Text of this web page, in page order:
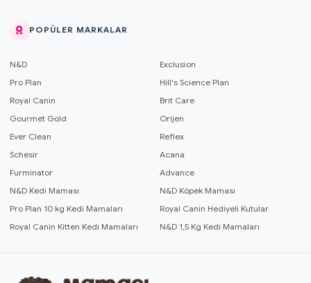
POPÜLER MARKALAR
N&D
Exclusion
Pro Plan
Hill's Science Plan
Royal Canin
Brit Care
Gourmet Gold
Orijen
Ever Clean
Reflex
Schesir
Acana
Furminator
Advance
N&D Kedi Maması
N&D Köpek Maması
Pro Plan 10 kg Kedi Mamaları
Royal Canin Hediyeli Kutular
Royal Canin Kitten Kedi Mamaları
N&D 1,5 Kg Kedi Mamaları